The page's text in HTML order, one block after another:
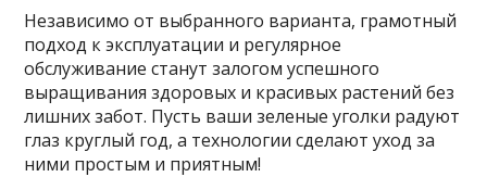
Независимо от выбранного варианта, грамотный
подход к эксплуатации и регулярное
обслуживание станут залогом успешного
выращивания здоровых и красивых растений без
лишних забот. Пусть ваши зеленые уголки радуют
глаз круглый год, а технологии сделают уход за
ними простым и приятным!